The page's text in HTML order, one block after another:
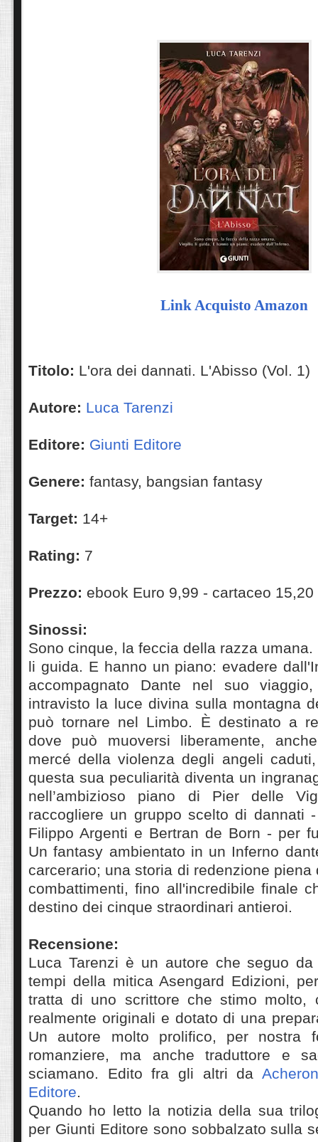
Link Acquisto Amazon
Titolo: L'ora dei dannati. L'Abisso (Vol. 1)
Autore: Luca Tarenzi
Editore: Giunti Editore
Genere: fantasy, bangsian fantasy
Target: 14+
Rating: 7
Prezzo: ebook Euro 9,99 - cartaceo 15,20
Sinossi:
Sono cinque, la feccia della razza
li guida. E hanno un piano: evadere
accompagnato Dante nel suo
intravisto la luce divina sulla montagna
può tornare nel Limbo. È destinato a
dove può muoversi liberamente,
mercé della violenza degli angeli
questa sua peculiarità diventa un
nell’ambizioso piano di Pier delle
raccogliere un gruppo scelto di dannati
Filippo Argenti e Bertran de Born - per
Un fantasy ambientato in un Inferno
carcerario; una storia di redenzione
combattimenti, fino all'incredibile finale
destino dei cinque straordinari antieroi.
Recensione:
Luca Tarenzi è un autore che seguo
tempi della mitica Asengard Edizioni,
tratta di uno scrittore che stimo molto,
realmente originali e dotato di una
Un autore molto prolifico, per nostra
romanziere, ma anche traduttore e
sciamano. Edito fra gli altri da
Editore.
Quando ho letto la notizia della sua
per Giunti Editore sono sobbalzato sulla